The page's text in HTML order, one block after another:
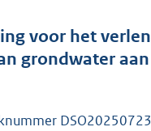
d
s
o
voor het
grondwater